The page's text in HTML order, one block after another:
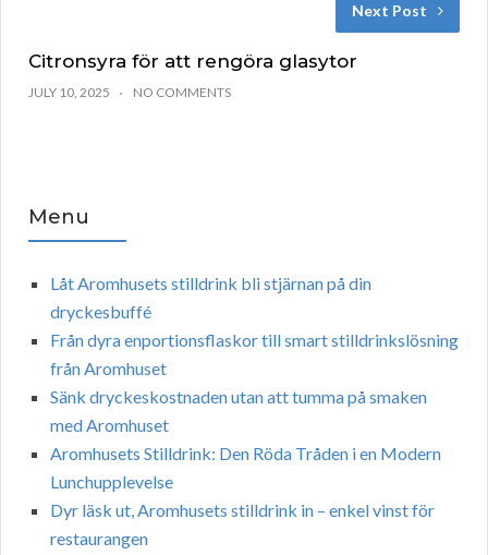
Next Post
Citronsyra för att rengöra glasytor
JULY 10, 2025 NO COMMENTS
Menu
Låt Aromhusets stilldrink bli stjärnan på din
dryckesbuffé
Från dyra enportionsflaskor till smart stilldrinkslösning
från Aromhuset
Sänk dryckeskostnaden utan att tumma på smaken
med Aromhuset
Aromhusets Stilldrink: Den Röda Tråden i en Modern
Lunchupplevelse
Dyr läsk ut, Aromhusets stilldrink in – enkel vinst för
restaurangen